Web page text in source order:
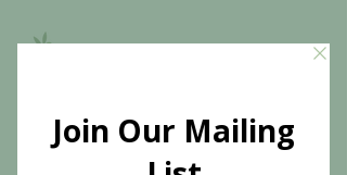
the Olive branch for